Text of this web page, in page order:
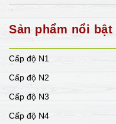
Sản phẩm nổi bật
Cấp độ N1
Cấp độ N2
Cấp độ N3
Cấp độ N4